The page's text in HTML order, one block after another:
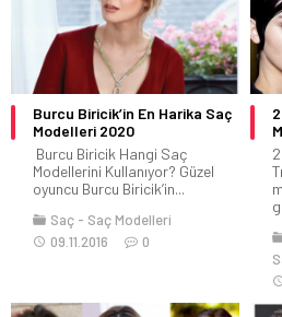
Burcu Biricik’in En Harika Saç
Modelleri 2020
Burcu Biricik Hangi Saç
Modellerini Kullanıyor? Güzel
oyuncu Burcu Biricik’in...
Saç
Saç Modelleri
09.11.2016
0